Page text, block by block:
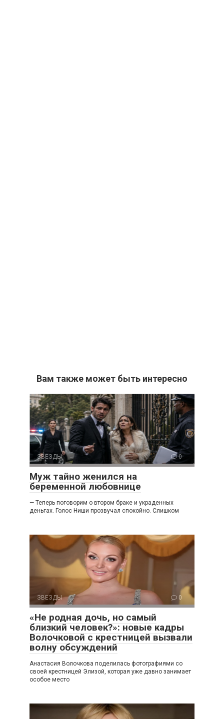
Вам также может быть интересно
ЗВЕЗДЫ 0
Муж тайно женился на
беременной любовнице
— Теперь поговорим о втором браке и украденных
деньгах. Голос Ниши прозвучал спокойно. Слишком
ЗВЕЗДЫ 0
«Не родная дочь, но самый
близкий человек?»: новые кадры
Волочковой с крестницей вызвали
волну обсуждений
Анастасия Волочкова поделилась фотографиями со
своей крестницей Элизой, которая уже давно занимает
особое место